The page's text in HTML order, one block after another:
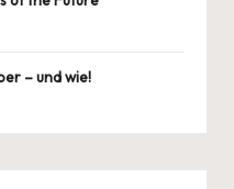
– und wie!